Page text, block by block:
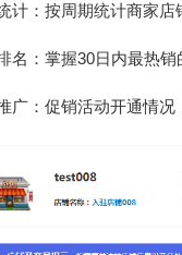
计：按周期统计商家店
名：掌握30日内最热
广：促销活动开通情